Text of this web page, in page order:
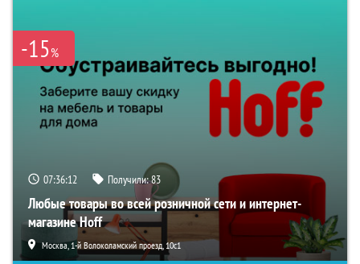
-15%
07:36:11 Получили:83
Любые товары во всей розничной сети и интернет-
магазине Hoff
Москва, 1-й Волоколамский проезд, 10с1